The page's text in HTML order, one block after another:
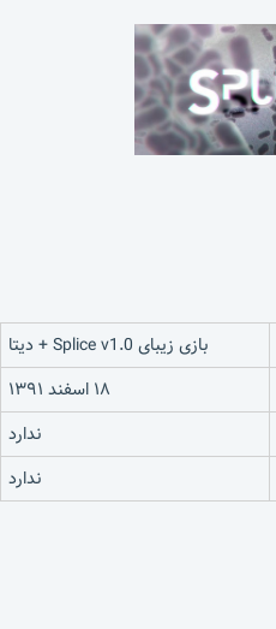
بازی زیبای Splice v1.0 + دیتا
۱۸ اسفند ۱۳۹۱
ندارد
ندارد